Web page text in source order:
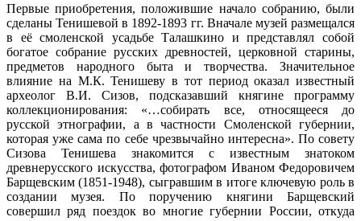
Первые приобретения, положившие начало собранию, были
сделаны Тенишевой в 1892-1893 гг. Вначале музей размещался
в её смоленской усадьбе Талашкино и представлял собой
богатое собрание русских древностей, церковной старины,
предметов народного быта и творчества. Значительное
влияние на М.К. Тенишеву в тот период оказал известный
археолог В.И. Сизов, подсказавший княгине программу
коллекционирования: «…собирать все, относящееся до
русской этнографии, а в частности Смоленской губернии,
которая уже сама по себе чрезвычайно интересна». По совету
Сизова Тенишева знакомится с известным знатоком
древнерусского искусства, фотографом Иваном Федоровичем
Барщевским (1851-1948), сыгравшим в итоге ключевую роль в
создании музея. По поручению княгини Барщевский
совершил ряд поездок во многие губернии России, откуда